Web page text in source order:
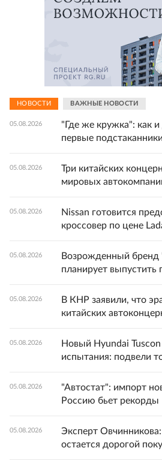
НОВОСТИ ВАЖНЫЕ НОВОСТИ
05.08.2026
"Где же кружка": как и
первые
05.08.2026
Три китайских
мировых
05.08.2026
Nissan готовится
кроссовер по цене
05.08.2026
Возрожденный бренд
планирует выпустить
05.08.2026
В КНР заявили, что
китайских
05.08.2026
Новый Hyundai
испытания: подвели
05.08.2026
"Автостат": импорт
Россию бьет рекорды
05.08.2026
Эксперт
остается дорогой